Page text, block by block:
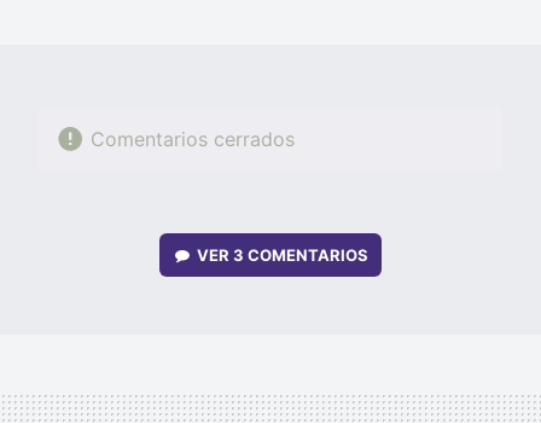
Comentarios cerrados
VER 3 COMENTARIOS